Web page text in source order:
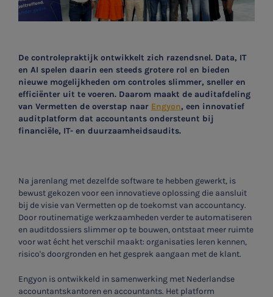
De controlepraktijk ontwikkelt zich razendsnel. Data, IT
en AI spelen daarin een steeds grotere rol en bieden
nieuwe mogelijkheden om controles slimmer, sneller en
efficiënter uit te voeren. Daarom maakt de auditafdeling
van Vermetten de overstap naar Engyon, een innovatief
auditplatform dat accountants ondersteunt bij
financiële, IT- en duurzaamheidsaudits.
Na jarenlang met dezelfde software te hebben gewerkt, is
bewust gekozen voor een innovatieve oplossing die aansluit
bij de visie van Vermetten op de toekomst van accountancy.
Door routinematige werkzaamheden verder te automatiseren
en auditdossiers slimmer op te bouwen, ontstaat meer ruimte
voor wat écht het verschil maakt: organisaties leren kennen,
risico's doorgronden en het gesprek aangaan met de klant.
Engyon is ontwikkeld in samenwerking met Nederlandse
accountantskantoren en accountants. Het platform